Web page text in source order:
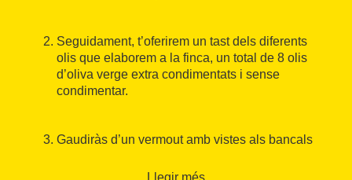
Seguidament, t’oferirem un tast dels diferents
olis que elaborem a la finca, un total de 8 olis
d’oliva verge extra condimentats i sense
condimentar.
Gaudiràs d’un vermout amb vistes als bancals
patates, olives arbequines, escopinyes,
Llegir més